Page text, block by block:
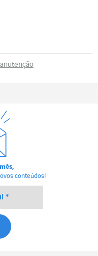
conteúdos!